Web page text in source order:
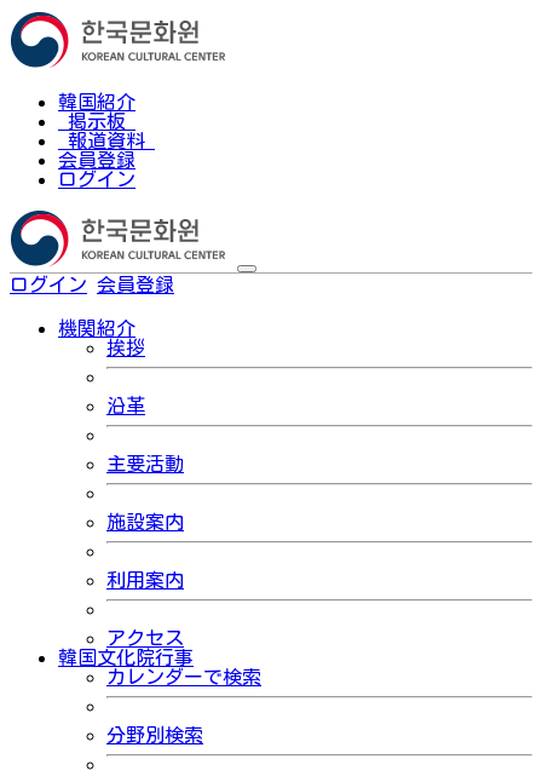
韓国紹介
掲示板
報道資料
会員登録
ログイン
ログイン 会員登録
機関紹介
挨拶
沿革
主要活動
施設案内
利用案内
アクセス
韓国文化院行事
カレンダーで検索
分野別検索